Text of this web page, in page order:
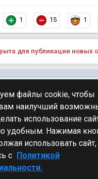
1 15 1
для публикации новых
ТЕМ
Мира Кораблей
Стиль
файлы cookie, чтобы
вам наилучший
использование
удобным. Нажимая
использовать
с Политикой